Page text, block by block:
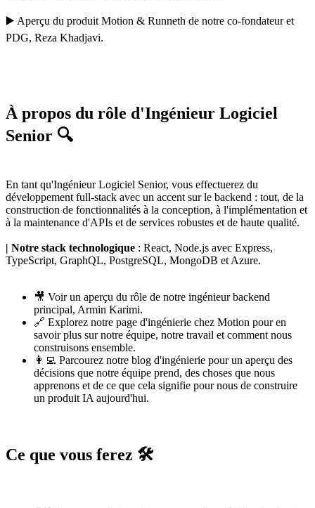
▶️ Aperçu du produit Motion & Runneth de notre co-fondateur et
PDG, Reza Khadjavi.
À propos du rôle d'Ingénieur Logiciel
Senior 🔍
En tant qu'Ingénieur Logiciel Senior, vous effectuerez du
développement full-stack avec un accent sur le backend : tout, de la
construction de fonctionnalités à la conception, à l'implémentation et
à la maintenance d'APIs et de services robustes et de haute qualité.
| Notre stack technologique : React, Node.js avec Express,
TypeScript, GraphQL, PostgreSQL, MongoDB et Azure.
🎥 Voir un aperçu du rôle de notre ingénieur backend
principal, Armin Karimi.
🔗 Explorez notre page d'ingénierie chez Motion pour en
savoir plus sur notre équipe, notre travail et comment nous
construisons ensemble.
👩‍💻 Parcourez notre blog d'ingénierie pour un aperçu des
décisions que notre équipe prend, des choses que nous
apprenons et de ce que cela signifie pour nous de construire
un produit IA aujourd'hui.
Ce que vous ferez 🛠️